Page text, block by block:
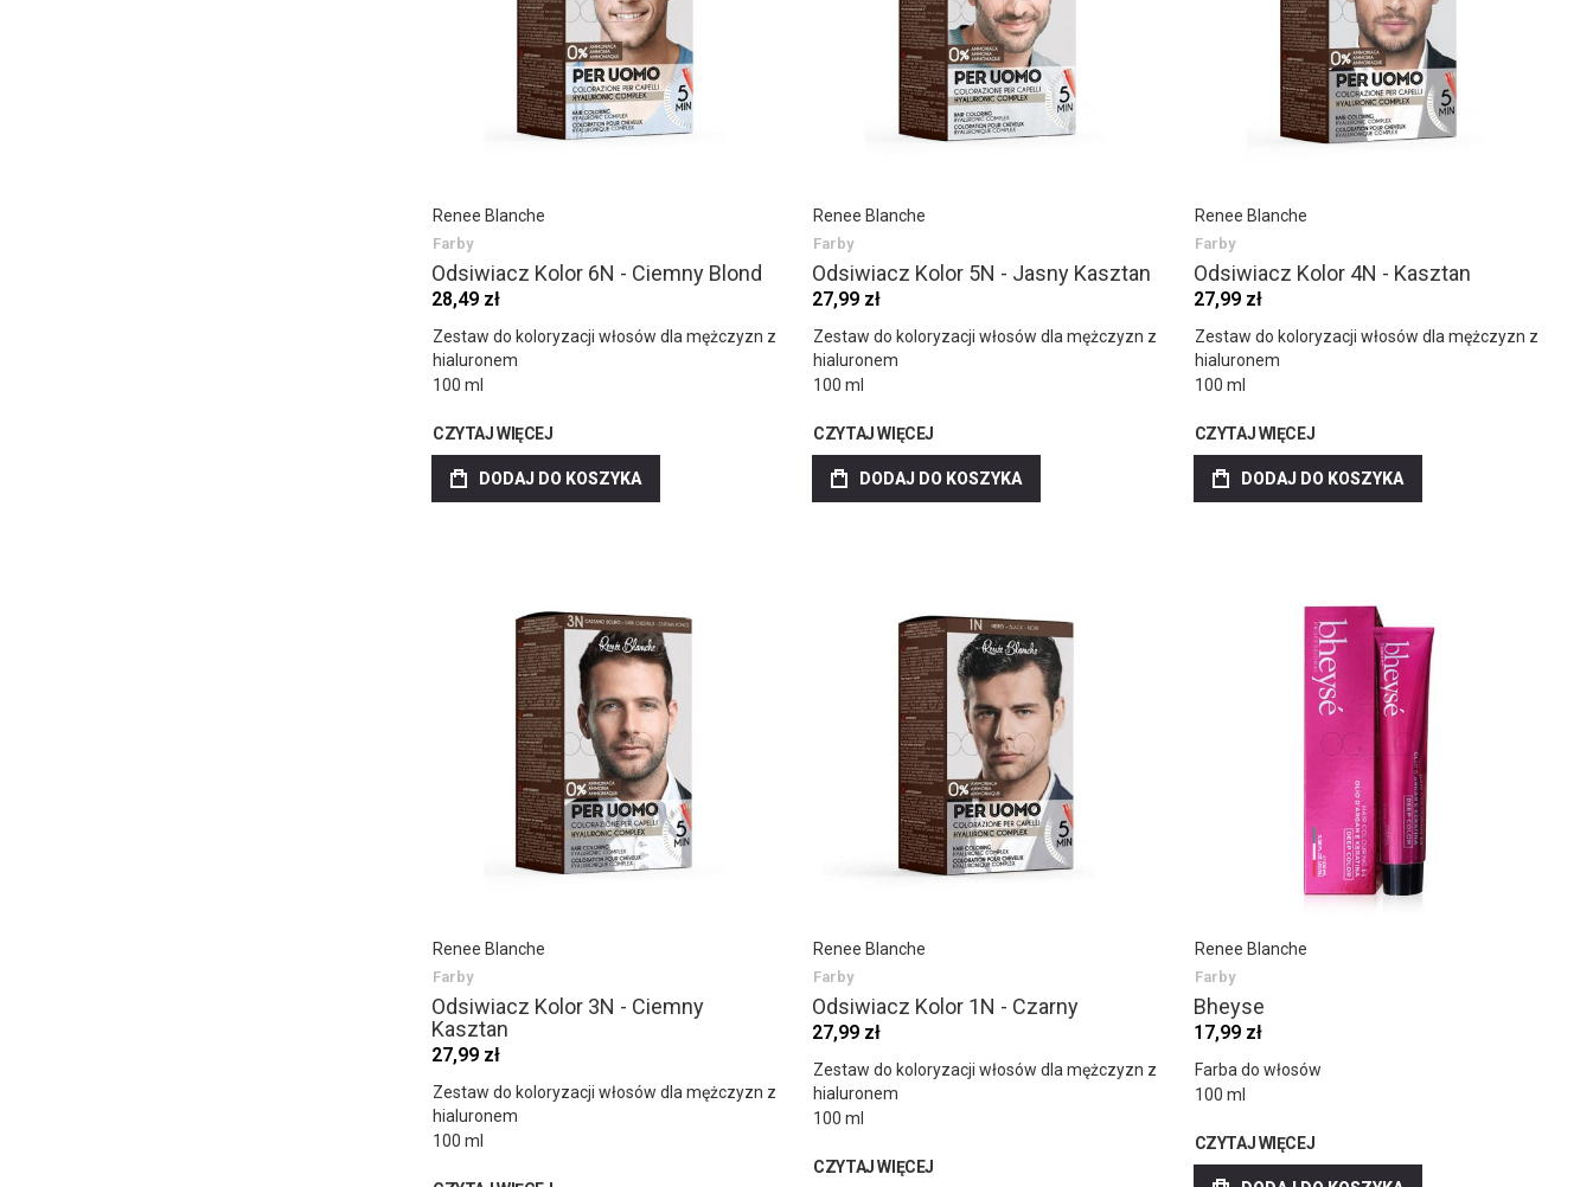
Renee Blanche
Farby
Odsiwiacz Kolor 6N - Ciemny Blond
28,49 zł
Zestaw do koloryzacji włosów dla mężczyzn z
hialuronem
100 ml
CZYTAJ WIĘCEJ
DODAJ DO KOSZYKA
Renee Blanche
Farby
Odsiwiacz Kolor 5N - Jasny Kasztan
27,99 zł
Zestaw do koloryzacji włosów dla mężczyzn z
hialuronem
100 ml
CZYTAJ WIĘCEJ
DODAJ DO KOSZYKA
Renee Blanche
Farby
Odsiwiacz Kolor 4N - Kasztan
27,99 zł
Zestaw do koloryzacji włosów dla mężczyzn z
hialuronem
100 ml
CZYTAJ WIĘCEJ
DODAJ DO KOSZYKA
Renee Blanche
Farby
Odsiwiacz Kolor 3N - Ciemny
Kasztan
27,99 zł
Zestaw do koloryzacji włosów dla mężczyzn z
hialuronem
100 ml
Renee Blanche
Farby
Odsiwiacz Kolor 1N - Czarny
27,99 zł
Zestaw do koloryzacji włosów dla mężczyzn z
hialuronem
100 ml
CZYTAJ WIĘCEJ
Renee Blanche
Farby
Bheyse
17,99 zł
Farba do włosów
100 ml
CZYTAJ WIĘCEJ